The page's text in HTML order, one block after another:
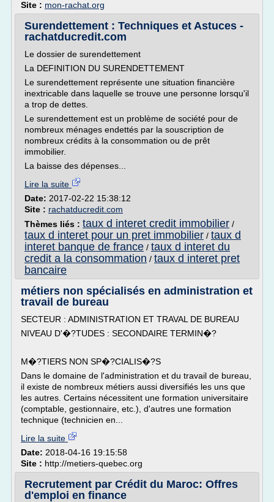
Site : mon-rachat.org
Surendettement : Techniques et Astuces -
rachatducredit.com
Le dossier de surendettement
La DEFINITION DU SURENDETTEMENT
Le surendettement représente une situation financière
inextricable dans laquelle se trouve une personne lorsqu'il
a trop de dettes.
Le surendettement est un problème de société pour de
nombreux ménages endettés par la souscription de
nombreux crédits à la consommation ou de prêt
immobilier.
La baisse des dépenses...
Lire la suite
Date: 2017-02-22 15:38:12
Site : rachatducredit.com
Thèmes liés : taux d interet credit immobilier /
taux d interet pour un pret immobilier / taux d
interet banque de france / taux d interet du
credit a la consommation / taux d interet pret
bancaire
métiers non spécialisés en administration et
travail de bureau
SECTEUR : ADMINISTRATION ET TRAVAL DE BUREAU
NIVEAU D'�?TUDES : SECONDAIRE TERMIN�?
M�?TIERS NON SP�?CIALIS�?S
Dans le domaine de l'administration et du travail de bureau,
il existe de nombreux métiers aussi diversifiés les uns que
les autres. Certains nécessitent une formation universitaire
(comptable, gestionnaire, etc.), d'autres une formation
technique (technicien en...
Lire la suite
Date: 2018-04-16 19:15:58
Site : http://metiers-quebec.org
Recrutement par Crédit du Maroc: Offres
d'emploi en finance